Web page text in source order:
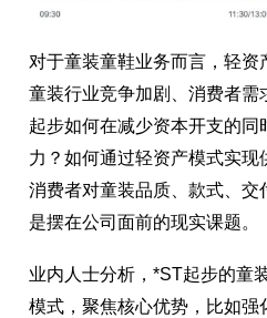
对于童装童鞋业务而言，轻
童装行业竞争加剧、消费者
起步如何在减少资本开支的
力？如何通过轻资产模式实现
消费者对童装品质、款式、交
是摆在公司面前的现实课题。
业内人士分析，*ST起步的童
模式，聚焦核心优势，比如强